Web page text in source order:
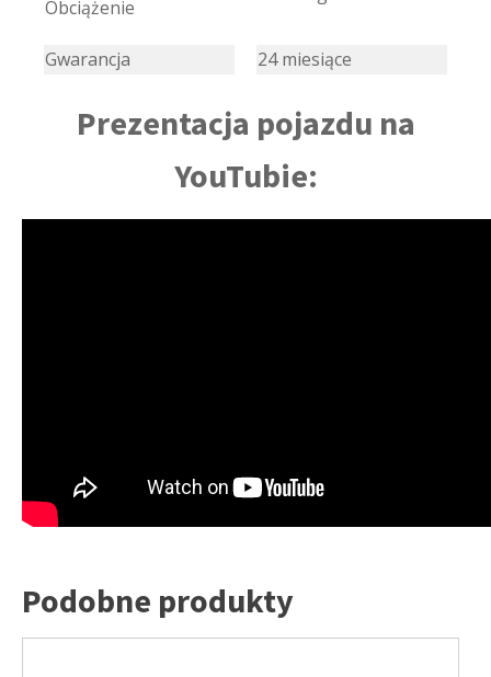
Obciążenie
Gwarancja 24 miesiące
Prezentacja pojazdu na
YouTubie:
Podobne produkty